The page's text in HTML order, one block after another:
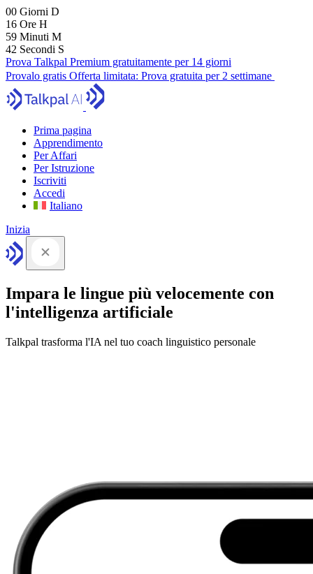
00 Giorni D
16 Ore H
59 Minuti M
41 Secondi S
Prova Talkpal Premium gratuitamente per 14 giorni
Provalo gratis Offerta limitata: Prova gratuita per 2 settimane
Prima pagina
Apprendimento
Per Affari
Per Istruzione
Iscriviti
Accedi
Italiano
Inizia
Impara le lingue più velocemente con
l'intelligenza artificiale
Talkpal trasforma l'IA nel tuo coach linguistico personale